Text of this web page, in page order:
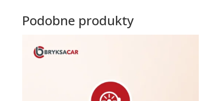
Podobne produkty